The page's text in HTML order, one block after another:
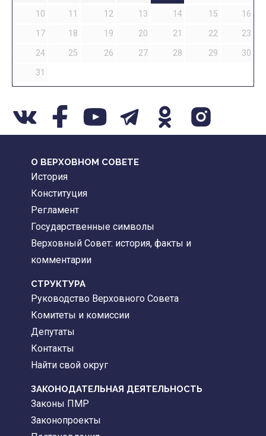
10
11 12 13 14 15
16
17
18 19 20 21 22
23
24
25 26 27 28 29
30
31
О ВЕРХОВНОМ СОВЕТЕ
История
Конституция
Регламент
Государственные символы
Верховный Совет: история, факты и
комментарии
CТРУКТУРА
Руководство Верховного Совета
Комитеты и комиссии
Депутаты
Контакты
Найти свой округ
ЗАКОНОДАТЕЛЬНАЯ ДЕЯТЕЛЬНОСТЬ
Законы ПМР
Законопроекты